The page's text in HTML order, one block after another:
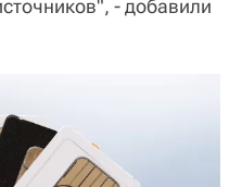
- добавили